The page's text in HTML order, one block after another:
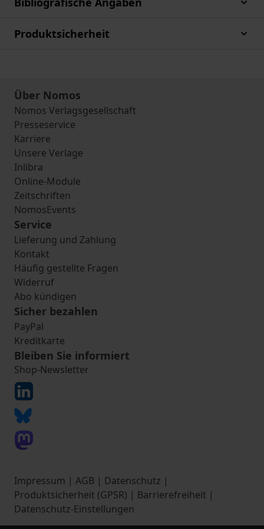
Produktsicherheit
Über Nomos
Nomos Verlagsgesellschaft
Presseservice
Karriere
Unsere Verlage
Inlibra
Online-Module
Zeitschriften
NomosEvents
Service
Lieferung und Zahlung
Kontakt
Häufig gestellte Fragen
Widerruf
Abo kündigen
Sicher bezahlen
PayPal
Kreditkarte
Bleiben Sie informiert
Shop-Newsletter
Impressum | AGB | Datenschutz |
Produktsicherheit (GPSR) | Barrierefreiheit |
Datenschutz-Einstellungen